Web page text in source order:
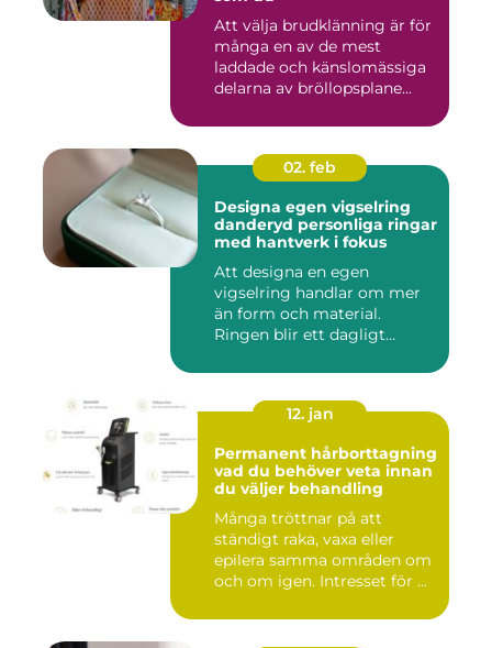
Att välja brudklänning är för
många en av de mest
laddade och känslomässiga
delarna av bröllopsplane...
02. feb
Designa egen vigselring
danderyd personliga ringar
med hantverk i fokus
Att designa en egen
vigselring handlar om mer
än form och material.
Ringen blir ett dagligt
12. jan
Permanent hårborttagning
vad du behöver veta innan
du väljer behandling
Många tröttnar på att
ständigt raka, vaxa eller
epilera samma områden om
och om igen. Intresset för ...